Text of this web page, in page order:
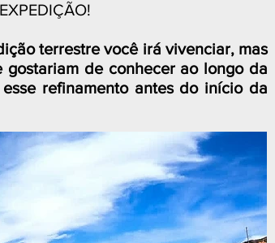
terrestre você irá vivenciar, mas
de conhecer ao longo da
refinamento antes do início da